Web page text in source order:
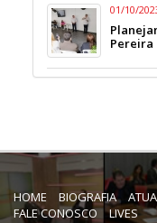
01/10/
Pereira
HOME BIOGRAFIA
FALE CONOSCO
LIVES